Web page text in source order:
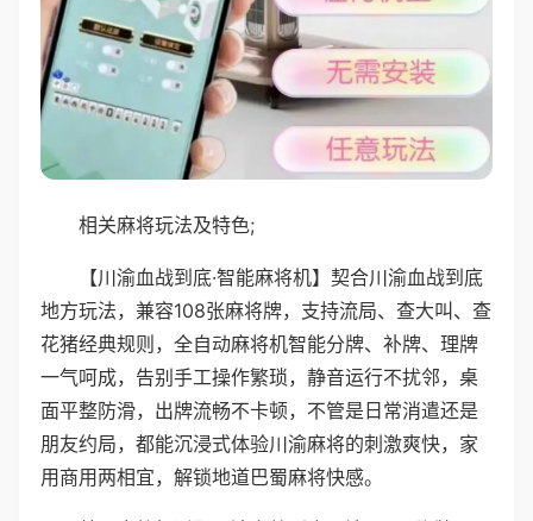
相关麻将玩法及特色;
【川渝血战到底·智能麻将机】契合川渝血战到底
地方玩法，兼容108张麻将牌，支持流局、查大叫、查
花猪经典规则，全自动麻将机智能分牌、补牌、理牌
一气呵成，告别手工操作繁琐，静音运行不扰邻，桌
面平整防滑，出牌流畅不卡顿，不管是日常消遣还是
朋友约局，都能沉浸式体验川渝麻将的刺激爽快，家
用商用两相宜，解锁地道巴蜀麻将快感。